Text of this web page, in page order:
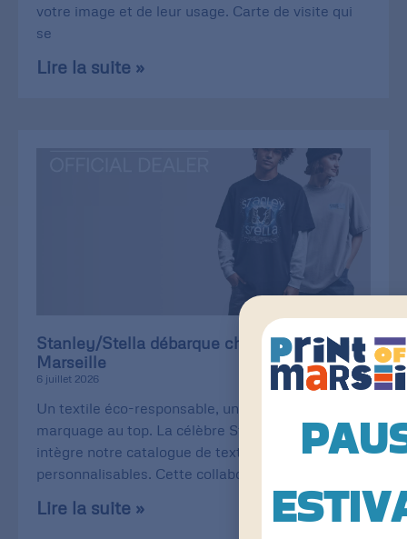
votre image et de leur usage. Carte de visite qui
se
Lire la suite »
Stanley/Stella débarque chez Print of
Marseille
6 juillet 2026
Un textile éco-responsable, une qualité de
marquage au top. La célèbre Stanley/Stella
intègre notre catalogue de textiles
personnalisables. Cette collaboration
Lire la suite »